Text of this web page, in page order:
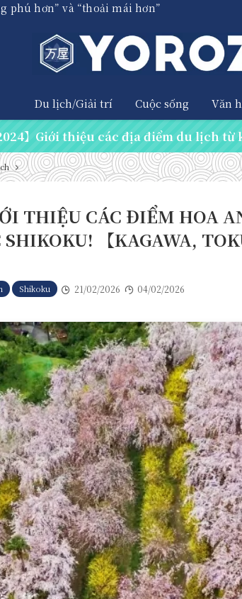
phú hơn” và “thoải mái hơn”
Du lịch/Giải trí Cuộc sống Văn
2024】Giới thiệu các địa điểm du lịch
THIỆU CÁC ĐIỂM HOA
SHIKOKU! 【KAGAWA,
Shikoku 21/02/2026 04/02/2026